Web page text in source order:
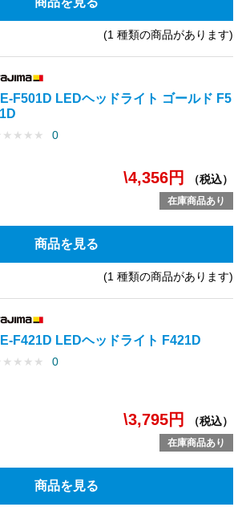
(1 種類の商品があります)
F501D LEDヘッドライト ゴールド F5
★ ★ ★ ★ 0
\4,356円 （税込）
在庫商品あり
商品を見る
(1 種類の商品があります)
F421D LEDヘッドライト F421D
★ ★ ★ ★ 0
\3,795円 （税込）
在庫商品あり
商品を見る